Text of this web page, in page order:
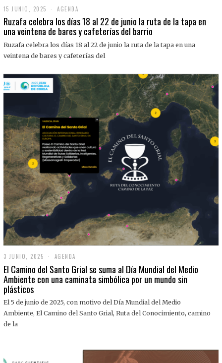
15 JUNIO, 2025
J
U
I
O
0
2
5
AGENDA
Ruzafa celebra los días 18 al 22 de junio la ruta de la tapa en
una veintena de bares y cafeterías del barrio
Ruzafa celebra los días 18 al 22 de junio la ruta de la tapa en una
veintena de bares y cafeterías del
3 JUNIO, 2025
J
U
N
,
0
AGENDA
El Camino del Santo Grial se suma al Día Mundial del Medio
Ambiente con una caminata simbólica por un mundo sin
plásticos
El 5 de junio de 2025, con motivo del Día Mundial del Medio
Ambiente, El Camino del Santo Grial, Ruta del Conocimiento, camino
de la